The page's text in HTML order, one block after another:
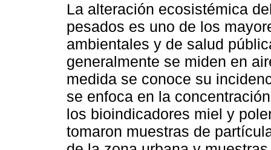
La alteración ecosistémica
pesados es uno de los
ambientales y de salud
generalmente se miden en
medida se conoce su
se enfoca en la
los bioindicadores miel y
tomaron muestras de